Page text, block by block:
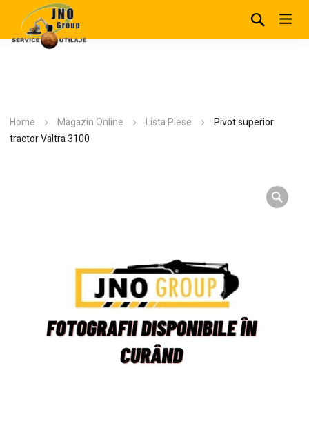
Home Magazin Online Lista Piese
Pivot superior
tractor Valtra 3100